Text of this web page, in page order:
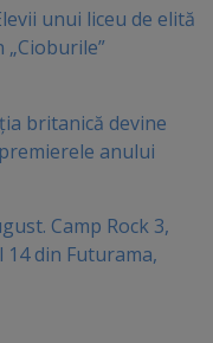
unui liceu de elită
britanică devine
anului
Camp Rock 3,
din Futurama,